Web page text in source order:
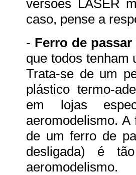
versões LASER
caso, pense a
- Ferro de
que todos tenham
Trata-se de um
plástico termo-
em lojas
aeromodelismo.
de um ferro de
desligada) é
aeromodelismo.